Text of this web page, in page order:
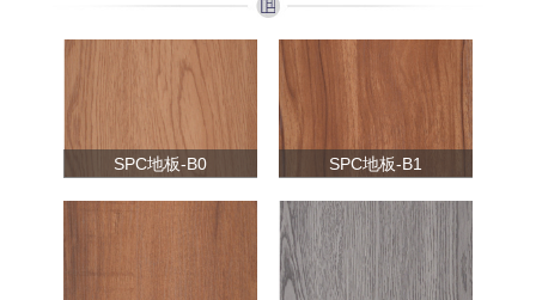
SPC地板-B0 SPC地板-B1